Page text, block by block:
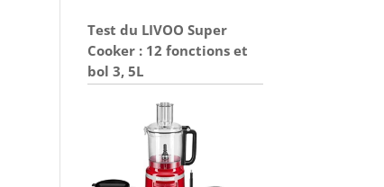
Test du LIVOO Super
Cooker : 12 fonctions et
bol 3, 5L